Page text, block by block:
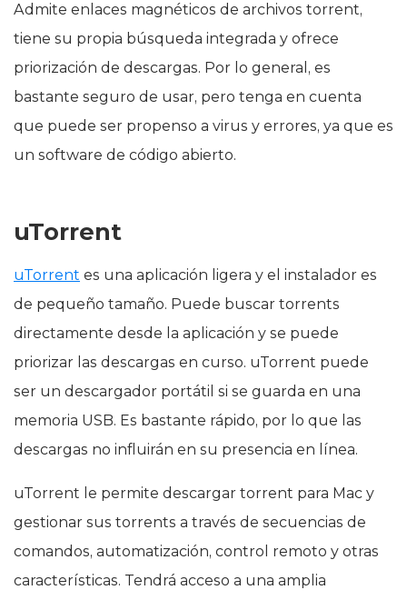
Admite enlaces magnéticos de archivos torrent,
tiene su propia búsqueda integrada y ofrece
priorización de descargas. Por lo general, es
bastante seguro de usar, pero tenga en cuenta
que puede ser propenso a virus y errores, ya que es
un software de código abierto.
uTorrent
uTorrent es una aplicación ligera y el instalador es
de pequeño tamaño. Puede buscar torrents
directamente desde la aplicación y se puede
priorizar las descargas en curso. uTorrent puede
ser un descargador portátil si se guarda en una
memoria USB. Es bastante rápido, por lo que las
descargas no influirán en su presencia en línea.
uTorrent le permite descargar torrent para Mac y
gestionar sus torrents a través de secuencias de
comandos, automatización, control remoto y otras
características. Tendrá acceso a una amplia